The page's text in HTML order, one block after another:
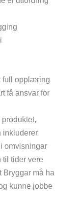
full opplæring
få ansvar for
inkluderer
omvisningar
til tider vere
Bryggar må ha
kunne jobbe